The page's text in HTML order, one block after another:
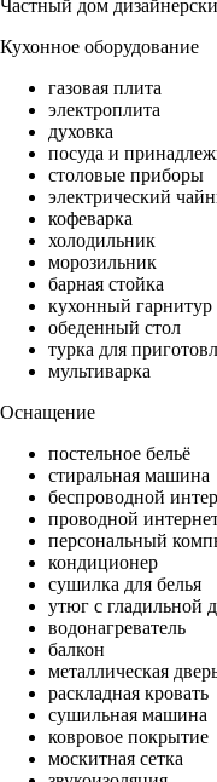
Частный дом
Кухонное оборудование
газовая плита
электроплита
духовка
посуда и
столовые приборы
электрический
кофеварка
холодильник
морозильник
барная стойка
кухонный гарнитур
обеденный стол
турка для
мультиварка
Оснащение
постельное бельё
стиральная машина
беспроводной
проводной
персональный
кондиционер
сушилка для белья
утюг с гладильной
водонагреватель
балкон
металлическая
раскладная кровать
сушильная машина
ковровое покрытие
москитная сетка